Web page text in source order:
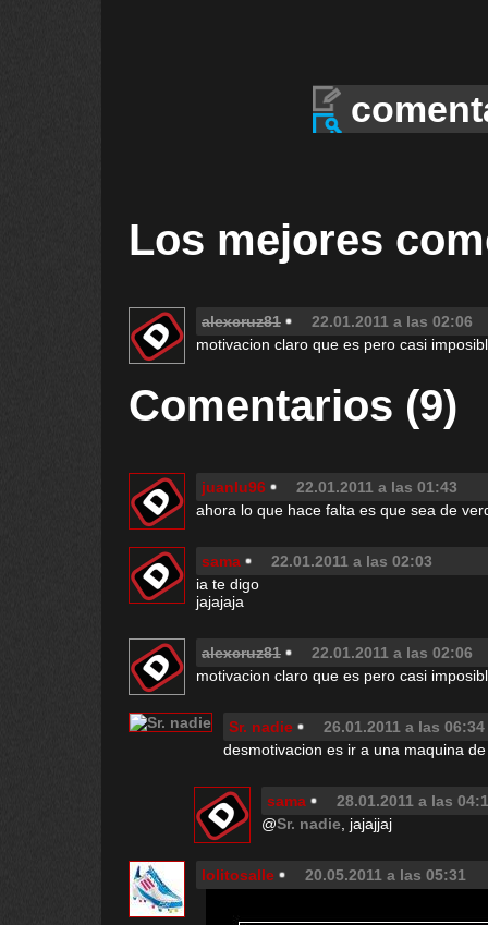
Los mejores
alexcruz81
22.01.2011 a las 02:06
motivacion claro que es pero casi
Comentarios (9)
juanlu96
22.01.2011 a las 01:43
ahora lo que hace falta es que sea de
sama
22.01.2011 a las 02:03
ia te digo
jajajaja
alexcruz81
22.01.2011 a las 02:06
motivacion claro que es pero casi
Sr. nadie
26.01.2011 a las 06:34
desmotivacion es ir a una maquina
sama
28.01.2011 a las
@Sr. nadie , jajajjaj
lolitosalle 20.05.2011 a las 05:31